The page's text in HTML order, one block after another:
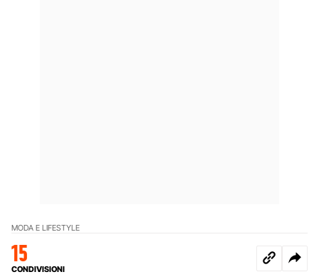
MODA E LIFESTYLE
15
CONDIVISIONI